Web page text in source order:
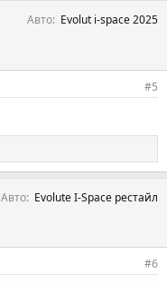
Авто Evolut i-space 2025
#5
Авто Evolute I-Space рестайл
#6